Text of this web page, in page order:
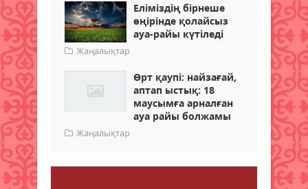
Еліміздің бірнеше
өңірінде қолайсыз
ауа-райы күтіледі
Жаңалықтар
Өрт қаупі: найзағай,
аптап ыстық: 18
маусымға арналған
ауа райы болжамы
Жаңалықтар